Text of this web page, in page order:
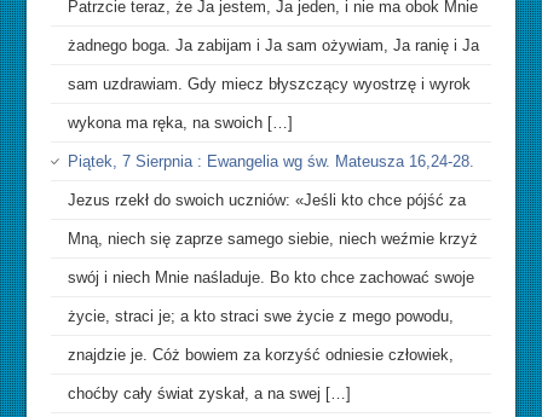
Patrzcie teraz, że Ja jestem, Ja jeden, i nie ma obok Mnie
żadnego boga. Ja zabijam i Ja sam ożywiam, Ja ranię i Ja
sam uzdrawiam. Gdy miecz błyszczący wyostrzę i wyrok
wykona ma ręka, na swoich […]
Piątek, 7 Sierpnia : Ewangelia wg św. Mateusza 16,24-28.
Jezus rzekł do swoich uczniów: «Jeśli kto chce pójść za
Mną, niech się zaprze samego siebie, niech weźmie krzyż
swój i niech Mnie naśladuje. Bo kto chce zachować swoje
życie, straci je; a kto straci swe życie z mego powodu,
znajdzie je. Cóż bowiem za korzyść odniesie człowiek,
choćby cały świat zyskał, a na swej […]